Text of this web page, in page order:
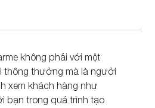
không phải với một
thông thường mà là người
xem khách hàng như
bạn trong quá trình tạo